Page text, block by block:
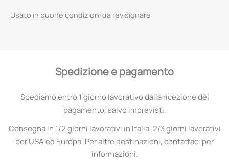
Usato in buone condizioni da revisionare
Spedizione e pagamento
Spediamo entro 1 giorno lavorativo dalla ricezione del
pagamento, salvo imprevisti.
Consegna in 1/2 giorni lavorativi in Italia, 2/3 giorni lavorativi
per USA ed Europa. Per altre destinazioni, contattaci per
informazioni.